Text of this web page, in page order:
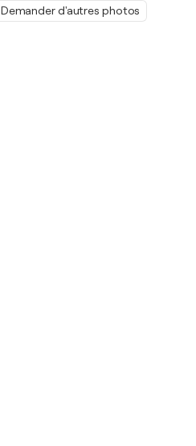
Demander d'autres photos